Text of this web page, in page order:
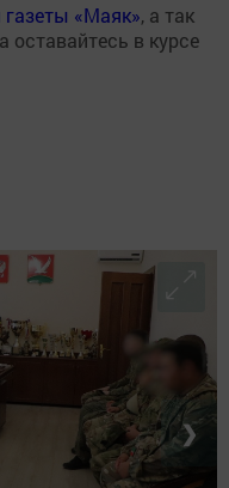
газеты «Маяк», а так
оставайтесь в курсе
❯